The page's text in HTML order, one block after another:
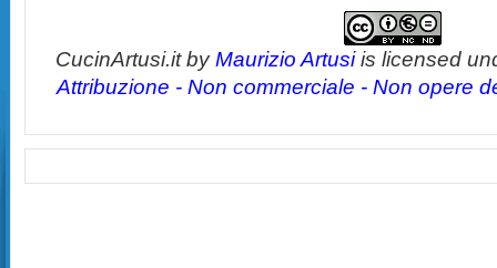
CucinArtusi.itbyMaurizio Artusiis licensed
Attribuzione - Non commerciale - Non opere